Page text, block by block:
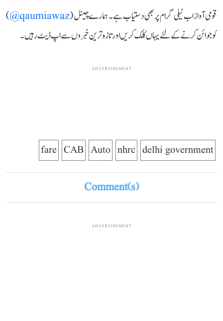
قومی آواز اب ٹیلی گرام پر بھی دستیاب ہے۔ ہمارے چینل (qaumiawaz@
)
کو جوائن کرنے کے لئے یہاں کلک کریں اور تازہ ترین خبروں سے اپ ڈیٹ رہیں۔
ADVERTISEMENT
delhi government
nhrc
Auto
CAB
fare
Comment(s)
ADVERTISEMENT